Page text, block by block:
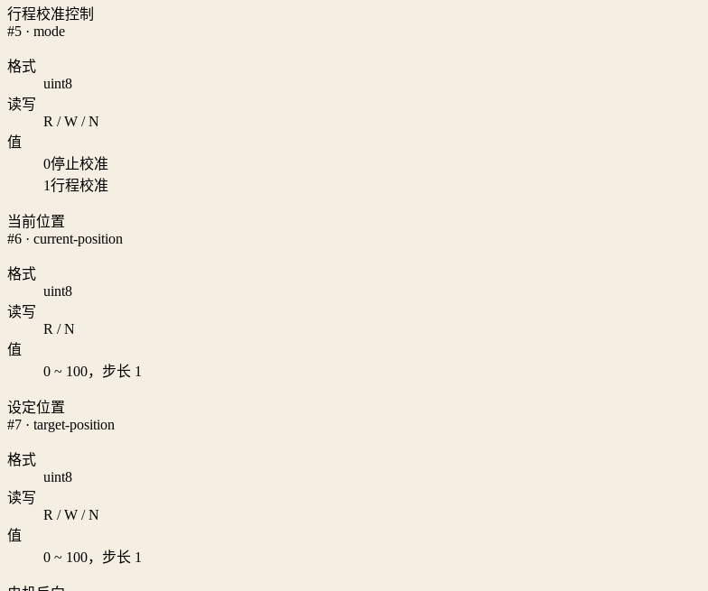
行程校准控制
#5 · mode
格式
uint8
读写
R / W / N
值
0停止校准
1行程校准
当前位置
#6 · current-position
格式
uint8
读写
R / N
值
0 ~ 100，步长 1
设定位置
#7 · target-position
格式
uint8
读写
R / W / N
值
0 ~ 100，步长 1